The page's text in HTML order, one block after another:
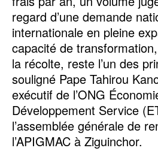
regard d’une demande
internationale en pleine
capacité de
la récolte, reste l’un des
souligné Pape Tahirou
exécutif de l’ONG
Développement Service
l’assemblée générale de
l’APIGMAC à Ziguinchor.